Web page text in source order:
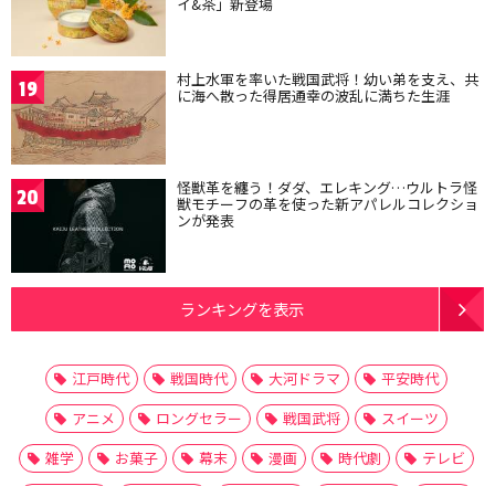
19 村上水軍を率いた戦国武将！幼い弟を支え、共
に海へ散った得居通幸の波乱に満ちた生涯
20 怪獣革を纏う！ダダ、エレキング…ウルトラ怪
獣モチーフの革を使った新アパレルコレクショ
ンが発表
ランキングを表示
江戸時代 戦国時代 大河ドラマ
平安時代
アニメ
ロングセラー 戦国武将
スイーツ
雑学
お菓子 幕末 漫画 時代劇
テレビ